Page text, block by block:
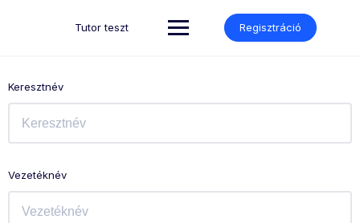
Tutor teszt Regisztráció
Keresztnév
Vezetéknév